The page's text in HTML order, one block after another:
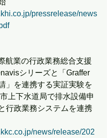
pressrelease/news
航業の行政業務総合支援
シリーズと「Graffer
」を連携する実証実験を
上下水道局で排水設備申
行政業務システムを連携
news/release/202